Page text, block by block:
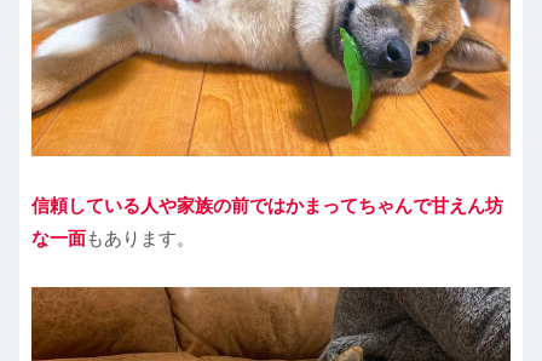
信頼している人や家族の前ではかまってちゃんで甘えん坊
な一面もあります。